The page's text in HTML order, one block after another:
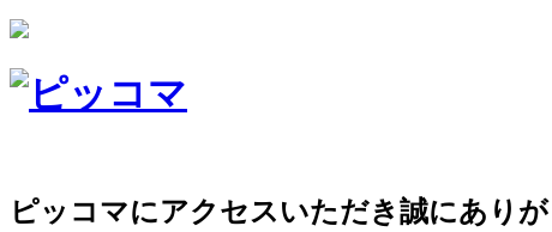
ピッコマにアクセスいただき誠にありが